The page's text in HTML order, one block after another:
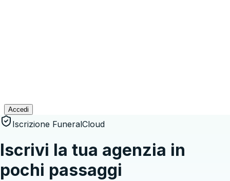
Accedi
Iscrizione FuneralCloud
Iscrivi la tua agenzia in
pochi passaggi